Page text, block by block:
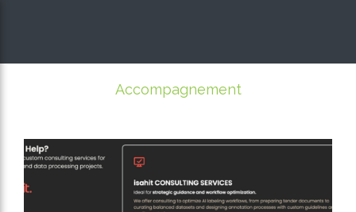
Accompagnement